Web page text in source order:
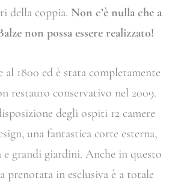
della coppia. Non c’è nulla che a
non possa essere realizzato!
al 1800 ed è stata completamente
restauro conservativo nel 2009.
degli ospiti 12 camere
una fantastica corte esterna,
e grandi giardini. Anche in questo
prenotata in esclusiva è a totale